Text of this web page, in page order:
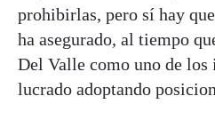
prohibirlas, pero sí hay
ha asegurado, al tiempo
Del Valle como uno de los
lucrado adoptando